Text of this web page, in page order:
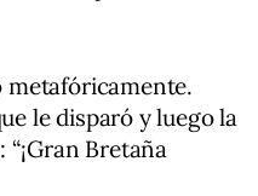
metafóricamente.
le disparó y luego la
Bretaña